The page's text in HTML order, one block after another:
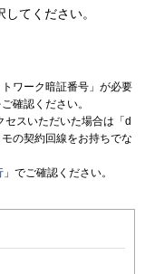
てください。
ワーク暗証番号」が必要
ご確認ください。
スいただいた場合は「d
の契約回線をお持ちでな
」でご確認ください。